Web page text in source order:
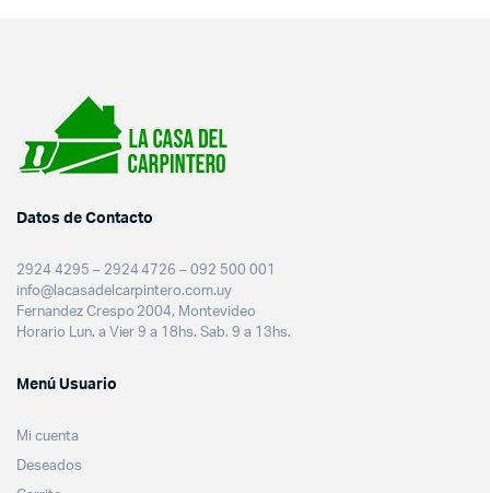
Datos de Contacto
2924 4295 – 2924 4726 – 092 500 001
info@lacasadelcarpintero.com.uy
Fernandez Crespo 2004, Montevideo
Horario Lun. a Vier 9 a 18hs. Sab. 9 a 13hs.
Menú Usuario
Mi cuenta
Deseados